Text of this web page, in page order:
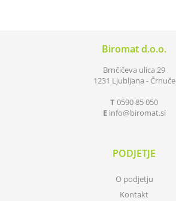
Biromat d.o.o.
Brnčičeva ulica 29
1231 Ljubljana - Črnuče
T0590 85 050
E info biromat.si
PODJETJE
O podjetju
Kontakt